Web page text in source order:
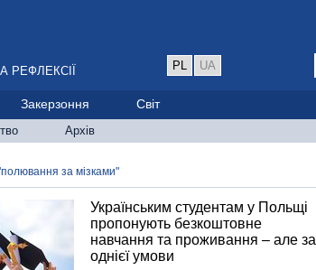
РЕФЛЕКСІЇ PL UA
Закерзоння Світ
Архів
за мізками"
Українським студентам у Польщі
пропонують безкоштовне
навчання та проживання – але за
однієї умови